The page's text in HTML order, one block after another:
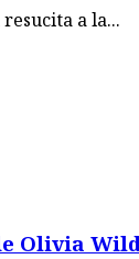
a la...
Olivia